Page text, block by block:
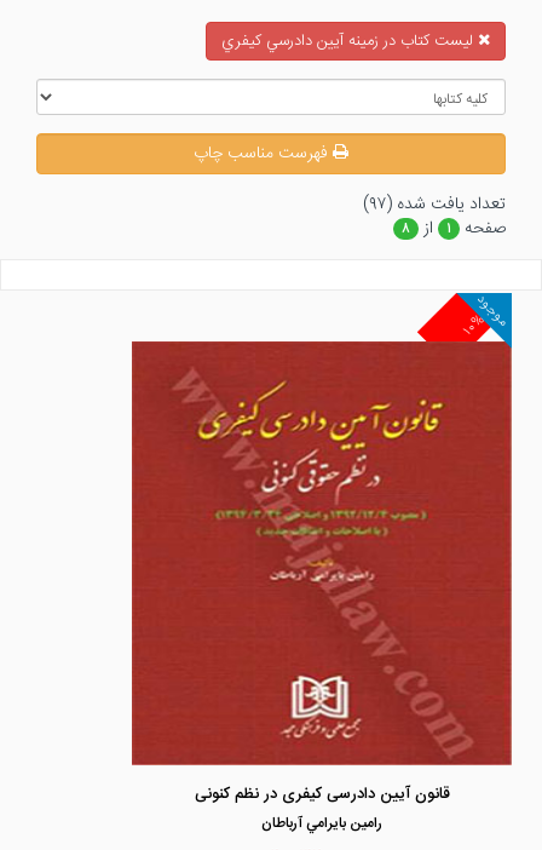
ليست كتاب در زمينه آيين دادرسي كيفري
فهرست مناسب چاپ
تعداد يافت شده (۹۷)
صفحه
۱ از ۸
۱۰%
موجود
قانون آیین دادرسی کیفری در نظم کنونی
رامين بايرامي آرباطان